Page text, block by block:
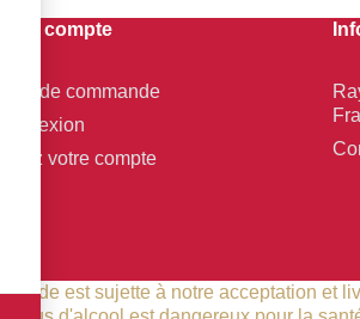
Votre compte
Suivi de commande
Connexion
Créez votre compte
est sujette à notre acceptation et